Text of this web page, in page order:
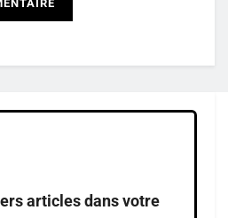
articles dans votre